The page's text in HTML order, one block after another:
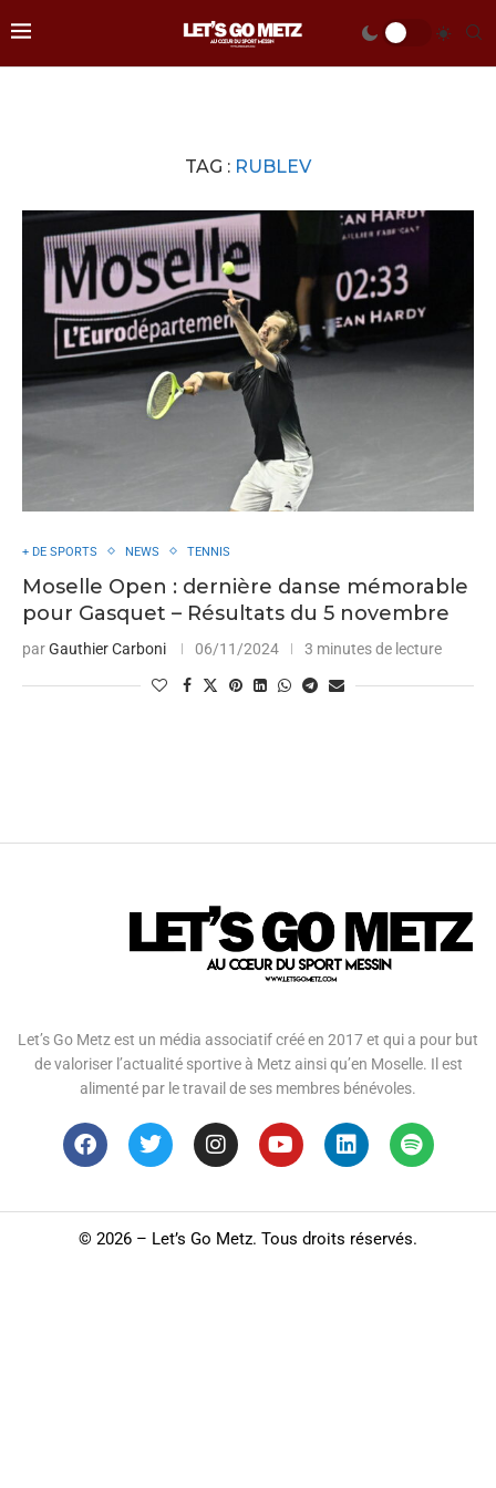
TAG : RUBLEV
+ DE SPORTS NEWS TENNIS
Moselle Open : dernière danse mémorable
pour Gasquet – Résultats du 5 novembre
parGauthier Carboni 06/11/2024 3 minutes de lecture
Let’s Go Metz est un média associatif créé en 2017 et qui a pour but
de valoriser l’actualité sportive à Metz ainsi qu’en Moselle. Il est
alimenté par le travail de ses membres bénévoles.
© 2026 – Let’s Go Metz. Tous droits réservés.